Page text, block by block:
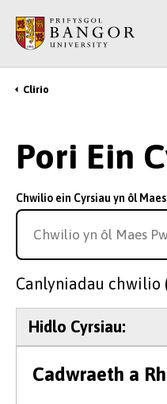
Prif
Gynnwys
Breadcrumb
Clirio
Pori Ein
Chwilio ein Cyrsiau yn ôl
Canlyniadau chwilio
Hidlo Cyrsiau:
Lefel Astudio
Cadwraeth a